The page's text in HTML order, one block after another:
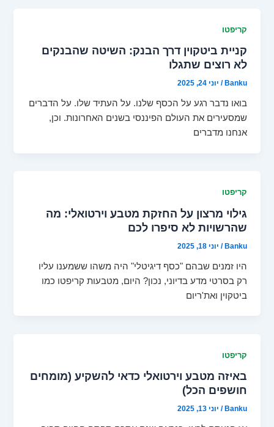
קריפטו
קניית ביטקוין דרך הבנק: השיטה שהבנקים
לא רוצים שתגלו
Banku
/ יוני 24, 2025
בואו נדבר רגע על הכסף שלנו. על העתיד שלו. על הדברים
שמסעירים את העולם הפיננסי בשנים האחרונות. וכן,
אנחנו מדברים
קריפטו
גילוי מרצון על החזקת מטבע וירטואלי: מה
שהרשויות לא סיפרו לכם
Banku
/ יוני 18, 2025
היו זמנים שבהם "כסף דיגיטלי" היה משהו ששמענו עליו
רק בסרטי מדע בדיוני, נכון? היום, מטבעות קריפטו כמו
ביטקוין ואת'ריום
קריפטו
באיזה מטבע וירטואלי כדאי להשקיע (מומחים
חושפים הכל)
Banku
/ יוני 13, 2025